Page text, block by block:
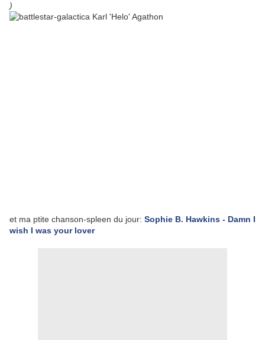
)
et ma ptite chanson-spleen du jour: Sophie B. Hawkins - Damn I
wish I was your lover